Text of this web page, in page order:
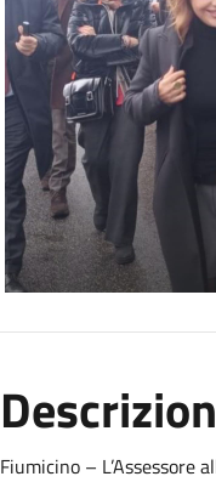
Fiumicino – L’Assessore